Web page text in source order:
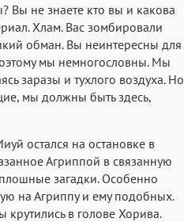
Вы не знаете кто вы и какова
Хлам. Вас зомбировали
обман. Вы неинтересны для
мы немногословны. Мы
заразы и тухлого воздуха. Но
мы должны быть здесь,
остался на остановке в
Агриппой в связанную
загадки. Особенно
на Агриппу и ему подобных.
крутились в голове Хорива.